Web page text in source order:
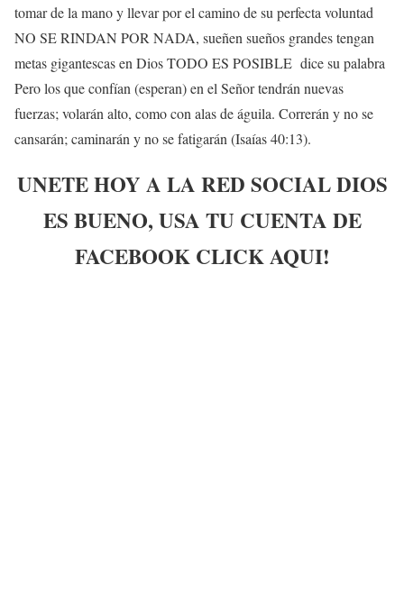
tomar de la mano y llevar por el camino de su perfecta voluntad
NO SE RINDAN POR NADA, sueñen sueños grandes tengan
metas gigantescas en Dios TODO ES POSIBLE dice su palabra
Pero los que confían (esperan) en el Señor tendrán nuevas
fuerzas; volarán alto, como con alas de águila. Correrán y no se
cansarán; caminarán y no se fatigarán (Isaías 40:13).
UNETE HOY A LA RED SOCIAL DIOS
ES BUENO, USA TU CUENTA DE
FACEBOOK CLICK AQUI!